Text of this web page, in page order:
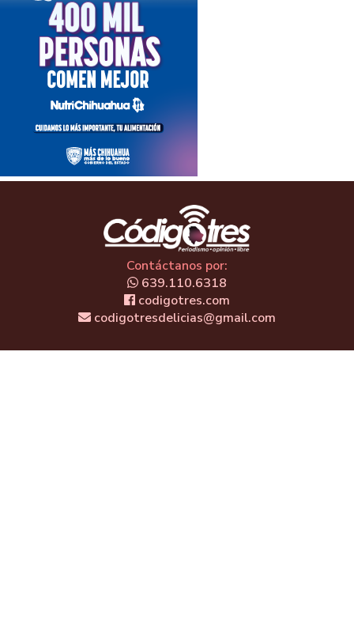
Contáctanos por:
639.110.6318
codigotres.com
codigotresdelicias@gmail.com